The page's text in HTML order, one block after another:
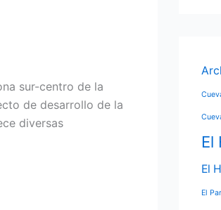
sur-centro de la
de desarrollo de la
diversas
El
El
El